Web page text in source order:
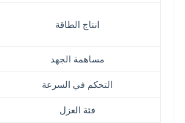
انتاج الطاقة
مساهمة الجهد
التحكم في السرعة
فئة العزل